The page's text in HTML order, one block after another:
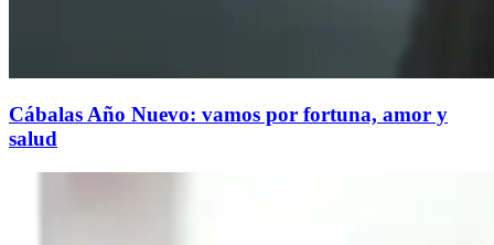
Cábalas Año Nuevo: vamos por fortuna, amor y
salud